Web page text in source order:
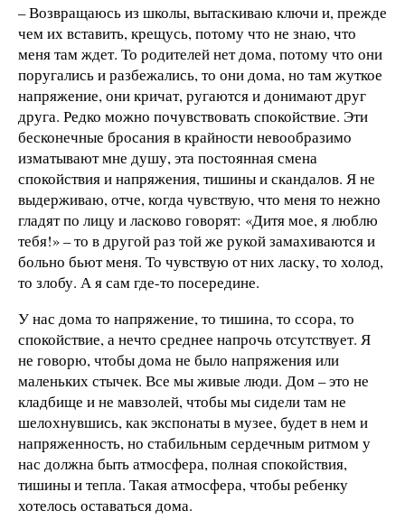
– Возвращаюсь из школы, вытаскиваю ключи и, прежде
чем их вставить, крещусь, потому что не знаю, что
меня там ждет. То родителей нет дома, потому что они
поругались и разбежались, то они дома, но там жуткое
напряжение, они кричат, ругаются и донимают друг
друга. Редко можно почувствовать спокойствие. Эти
бесконечные бросания в крайности невообразимо
изматывают мне душу, эта постоянная смена
спокойствия и напряжения, тишины и скандалов. Я не
выдерживаю, отче, когда чувствую, что меня то нежно
гладят по лицу и ласково говорят: «Дитя мое, я люблю
тебя!» – то в другой раз той же рукой замахиваются и
больно бьют меня. То чувствую от них ласку, то холод,
то злобу. А я сам где-то посередине.
У нас дома то напряжение, то тишина, то ссора, то
спокойствие, а нечто среднее напрочь отсутствует. Я
не говорю, чтобы дома не было напряжения или
маленьких стычек. Все мы живые люди. Дом – это не
кладбище и не мавзолей, чтобы мы сидели там не
шелохнувшись, как экспонаты в музее, будет в нем и
напряженность, но стабильным сердечным ритмом у
нас должна быть атмосфера, полная спокойствия,
тишины и тепла. Такая атмосфера, чтобы ребенку
хотелось оставаться дома.